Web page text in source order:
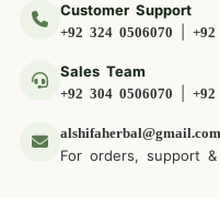
Customer Support
+92 324 0506070 +92
Sales Team
+92 304 0506070 +92
alshifaherbal@gmail.com
For orders, support